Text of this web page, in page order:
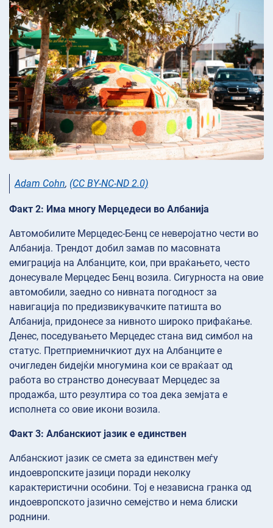
Adam Cohn, (CC BY-NC-ND 2.0)
Факт 2: Има многу Мерцедеси во Албанија
Автомобилите Мерцедес-Бенц се неверојатно чести во
Албанија. Трендот добил замав по масовната
емиграција на Албанците, кои, при враќањето, често
донесувале Мерцедес Бенц возила. Сигурноста на овие
автомобили, заедно со нивната погодност за
навигација по предизвикувачките патишта во
Албанија, придонесе за нивното широко прифаќање.
Денес, поседувањето Мерцедес стана вид симбол на
статус. Претприемничкиот дух на Албанците е
очигледен бидејќи многумина кои се враќаат од
работа во странство донесуваат Мерцедес за
продажба, што резултира со тоа дека земјата е
исполнета со овие икони возила.
Факт 3: Албанскиот јазик е единствен
Албанскиот јазик се смета за единствен меѓу
индоевропските јазици поради неколку
карактеристични особини. Тој е независна гранка од
индоевропското јазично семејство и нема блиски
роднини.